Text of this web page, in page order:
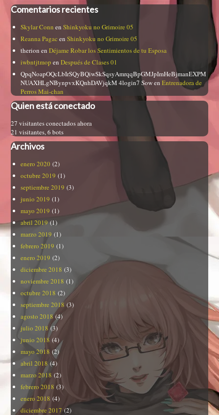
Comentarios recientes
Skylar Conn enShinkyoku no Grimoire 05
Reanna Pagac enShinkyoku no Grimoire 05
therion enDéjame Robar los Sentimientos de tu Esposa
iwbntjtmop enDespués de Clases 01
QpqNoapOQcLbIrSQyBQiwSkSqsyAmrqqBpGMJpImHeBjmanEXPM
NUAXHLgNBynpvxKQnhDAVjqkM 4login7 SowenEntrenadora de
Perros Mai-chan
Quien está conectado
27 visitantes conectados ahora
21 visitantes, 6 bots
Archivos
enero 2020 (2)
octubre 2019 (1)
septiembre 2019 (3)
junio 2019 (1)
mayo 2019 (1)
abril 2019(1)
marzo 2019 (1)
febrero 2019 (1)
enero 2019 (2)
diciembre 2018 (3)
noviembre 2018 (1)
octubre 2018 (2)
septiembre 2018 (3)
agosto 2018(4)
julio 2018(3)
junio 2018 (4)
mayo 2018 (2)
abril 2018(4)
marzo 2018 (2)
febrero 2018 (3)
enero 2018 (4)
diciembre 2017(2)